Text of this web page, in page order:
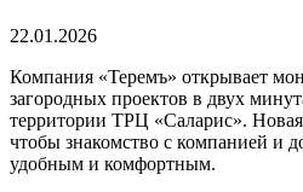
22.01.2026
Компания «Теремъ» открывает
загородных проектов в двух
территории ТРЦ «Саларис». Новая
чтобы знакомство с компанией и
удобным и комфортным.